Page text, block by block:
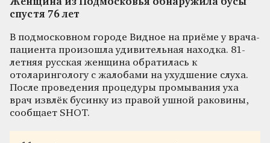
спустя 76 лет
В подмосковном городе Видное на приёме у врача-
пациента произошла удивительная находка. 81-
летняя русская женщина обратилась к
отоларингологу с жалобами на ухудшение слуха.
После проведения процедуры промывания уха
врач извлёк бусинку из правой ушной раковины,
сообщает SHOT.